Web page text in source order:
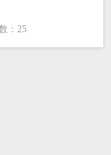
：25